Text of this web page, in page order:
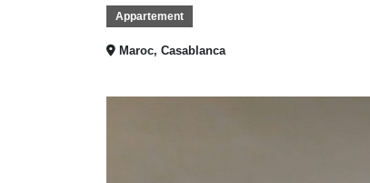
Appartement
Maroc, Casablanca